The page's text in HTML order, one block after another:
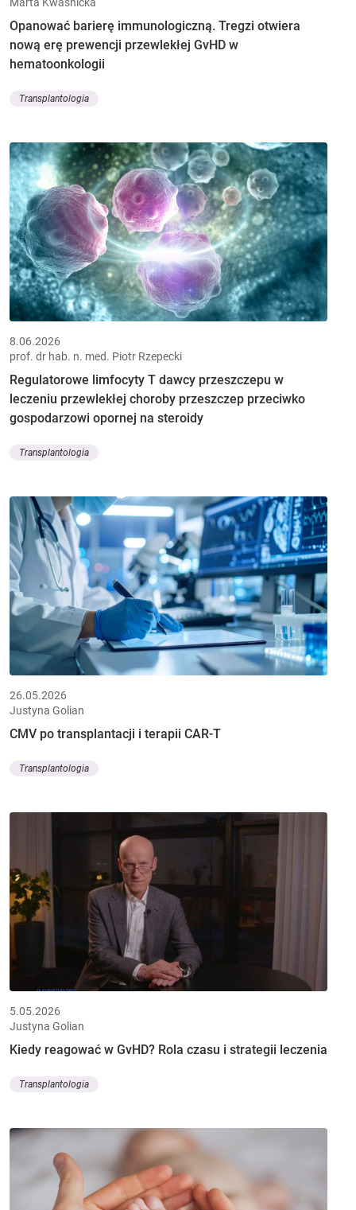
Opanować barierę immunologiczną. Tregzi otwiera
nową erę prewencji przewlekłej GvHD w
hematoonkologii
Transplantologia
8.06.2026
prof. dr hab. n. med. Piotr Rzepecki
Regulatorowe limfocyty T dawcy przeszczepu w
leczeniu przewlekłej choroby przeszczep przeciwko
gospodarzowi opornej na steroidy
Transplantologia
26.05.2026
Justyna Golian
CMV po transplantacji i terapii CAR-T
Transplantologia
5.05.2026
Justyna Golian
Kiedy reagować w GvHD? Rola czasu i strategii leczenia
Transplantologia